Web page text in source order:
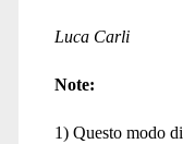
Luca Carli
Note:
1) Questo modo